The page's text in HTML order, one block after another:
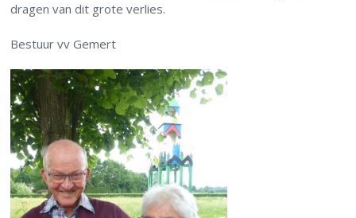
dragen van dit grote verlies.
Bestuur vv Gemert